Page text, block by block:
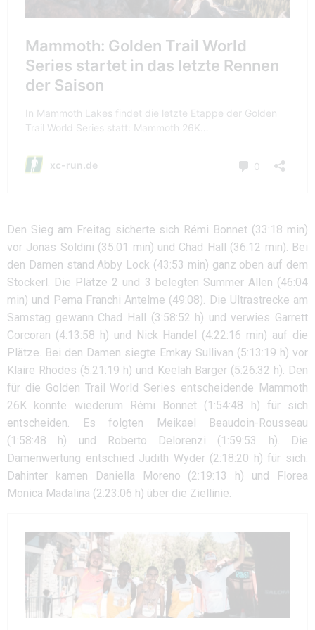
Den Sieg am Freitag sicherte sich Rémi Bonnet (33:18 min)
vor Jonas Soldini (35:01 min) und Chad Hall (36:12 min). Bei
den Damen stand Abby Lock (43:53 min) ganz oben auf dem
Stockerl. Die Plätze 2 und 3 belegten Summer Allen (46:04
min) und Pema Franchi Antelme (49:08). Die Ultrastrecke am
Samstag gewann Chad Hall (3:58:52 h) und verwies Garrett
Corcoran (4:13:58 h) und Nick Handel (4:22:16 min) auf die
Plätze. Bei den Damen siegte Emkay Sullivan (5:13:19 h) vor
Klaire Rhodes (5:21:19 h) und Keelah Barger (5:26:32 h). Den
für die Golden Trail World Series entscheidende Mammoth
26K konnte wiederum Rémi Bonnet (1:54:48 h) für sich
entscheiden. Es folgten Meikael Beaudoin-Rousseau
(1:58:48 h) und Roberto Delorenzi (1:59:53 h). Die
Damenwertung entschied Judith Wyder (2:18:20 h) für sich.
Dahinter kamen Daniella Moreno (2:19:13 h) und Florea
Monica Madalina (2:23:06 h) über die Ziellinie.